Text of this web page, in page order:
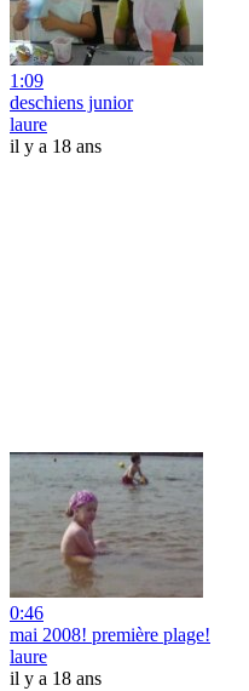
1:09
deschiens junior
laure
il y a 18 ans
0:46
mai 2008! première plage!
laure
il y a 18 ans